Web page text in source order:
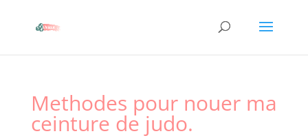
Methodes pour nouer ma
ceinture de judo.